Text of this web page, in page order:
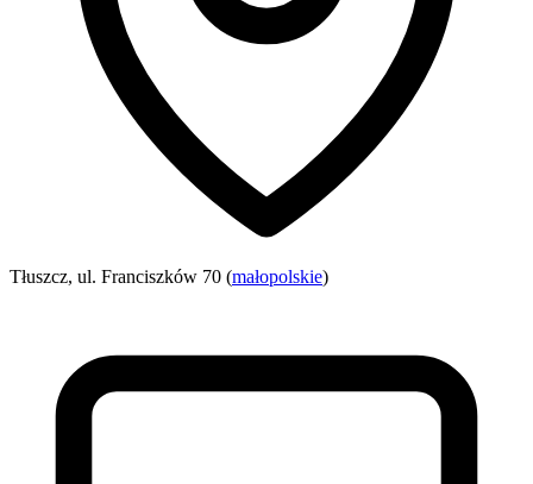
Tłuszcz, ul. Franciszków 70 (małopolskie)